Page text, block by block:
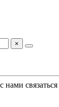
×
нами